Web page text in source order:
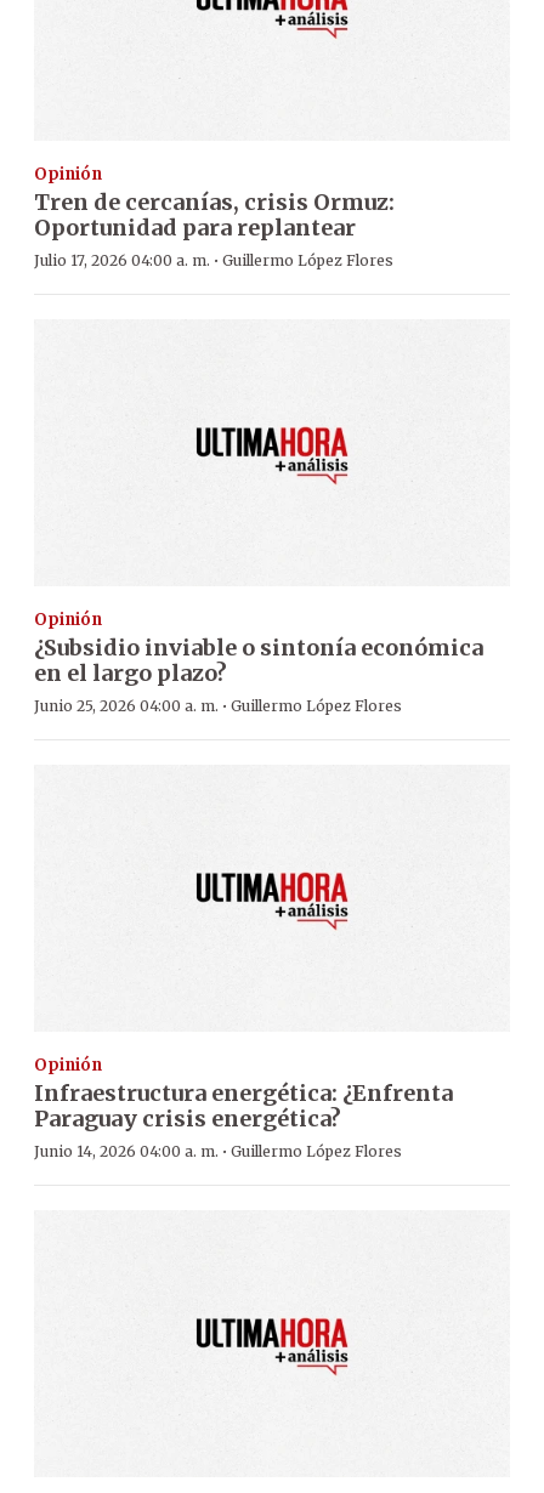
Opinión
Tren de cercanías, crisis Ormuz:
Oportunidad para replantear
Julio 17, 2026 04:00 a. m. · Guillermo López Flores
Opinión
¿Subsidio inviable o sintonía económica
en el largo plazo?
Junio 25, 2026 04:00 a. m. · Guillermo López Flores
Opinión
Infraestructura energética: ¿Enfrenta
Paraguay crisis energética?
Junio 14, 2026 04:00 a. m. · Guillermo López Flores